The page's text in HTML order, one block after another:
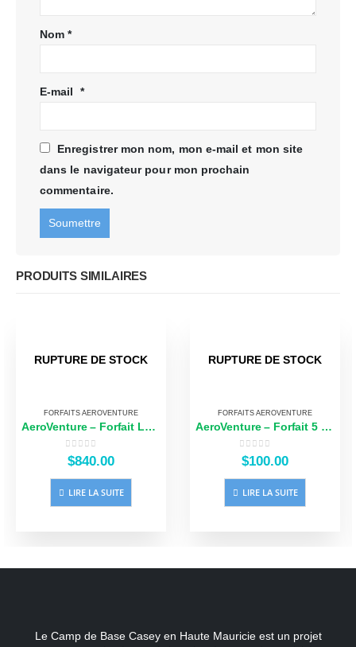
Nom*
E-mail *
Enregistrer mon nom, mon e-mail et mon site
dans le navigateur pour mon prochain
commentaire.
PRODUITS SIMILAIRES
RUPTURE DE STOCK
FORFAITS AEROVENTURE
AeroVenture – Forfait Logistique Familial 8 Repas
0sur 5
$840.00
LIRE LA SUITE
RUPTURE DE STOCK
FORFAITS AEROVENTURE
AeroVenture – Forfait 5 Repas Enfant
0sur 5
$100.00
LIRE LA SUITE
Le Camp de Base Casey en Haute Mauricie est un projet